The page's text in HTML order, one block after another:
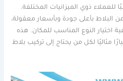
للعملاء ذوي الميزانيات المختلفة.
البلاط بأعلى جودة وبأسعار معقولة،
اختيار النوع المناسب للمكان. هذه
مثاليًا لكل من يحتاج إلى تركيب بلاط